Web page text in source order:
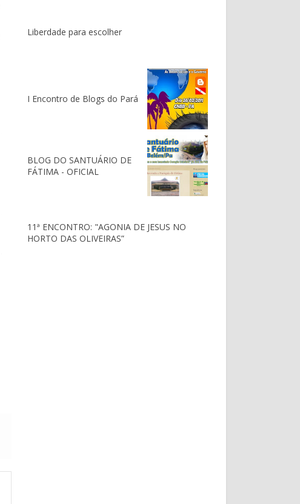
Liberdade para escolher
I Encontro de Blogs do Pará
BLOG DO SANTUÁRIO DE
FÁTIMA - OFICIAL
11ª ENCONTRO: "AGONIA DE JESUS NO
HORTO DAS OLIVEIRAS”